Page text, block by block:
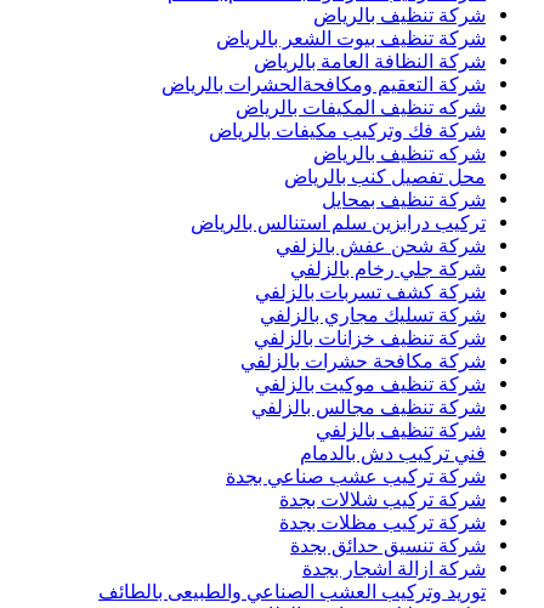
شركة تنظيف بالرياض
شركة تنظيف بيوت الشعر بالرياض
شركة النظافة العامة بالرياض
شركة التعقيم ومكافحةالحشرات بالرياض
شركه تنظيف المكيفات بالرياض
شركة فك وتركيب مكيفات بالرياض
شركه تنظيف بالرياض
محل تفصيل كنب بالرياض
شركة تنظيف بمحايل
تركيب درابزين سلم استنالس بالرياض
شركة شحن عفش بالزلفي
شركة جلي رخام بالزلفي
شركة كشف تسربات بالزلفي
شركة تسليك مجاري بالزلفي
شركة تنظيف خزانات بالزلفي
شركة مكافحة حشرات بالزلفي
شركة تنظيف موكيت بالزلفي
شركة تنظيف مجالس بالزلفي
شركة تنظيف بالزلفي
فني تركيب دش بالدمام
شركة تركيب عشب صناعي بجدة
شركة تركيب شلالات بجدة
شركة تركيب مظلات بجدة
شركة تنسيق حدائق بجدة
شركة ازالة اشجار بجدة
توريد وتركيب العشب الصناعي والطبيعى بالطائف